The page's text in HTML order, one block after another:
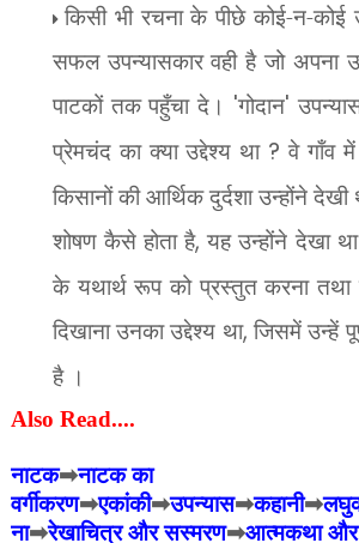
किसी भी रचना के पीछे कोई-न-कोई
सफल उपन्यासकार वही है जो अपना
पाटकों तक पहुँचा दे। 'गोदान'
प्रेमचंद का क्या उद्देश्य था ? वे गाँव
किसानों की आर्थिक दुर्दशा उन्होंने
शोषण कैसे होता है,यह उन्होंने देखा
के यथार्थ रूप को प्रस्तुत करना
दिखाना उनका उद्देश्य था, जिसमें उन्हें
है ।
Also Read....
नाटक➡नाटक का
वर्गीकरण➡एकांकी➡उपन्यास➡कहानी➡
ना➡रेखाचित्र और सस्मरण➡आत्मकथा और